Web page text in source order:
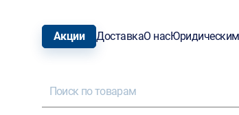
Акции ДоставкаО нас